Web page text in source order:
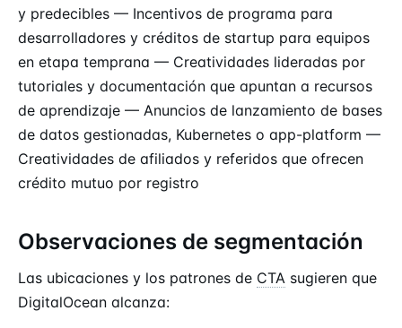
y predecibles — Incentivos de programa para
desarrolladores y créditos de startup para equipos
en etapa temprana — Creatividades lideradas por
tutoriales y documentación que apuntan a recursos
de aprendizaje — Anuncios de lanzamiento de bases
de datos gestionadas, Kubernetes o app-platform —
Creatividades de afiliados y referidos que ofrecen
crédito mutuo por registro
Observaciones de segmentación
Las ubicaciones y los patrones de CTA sugieren que
DigitalOcean alcanza: